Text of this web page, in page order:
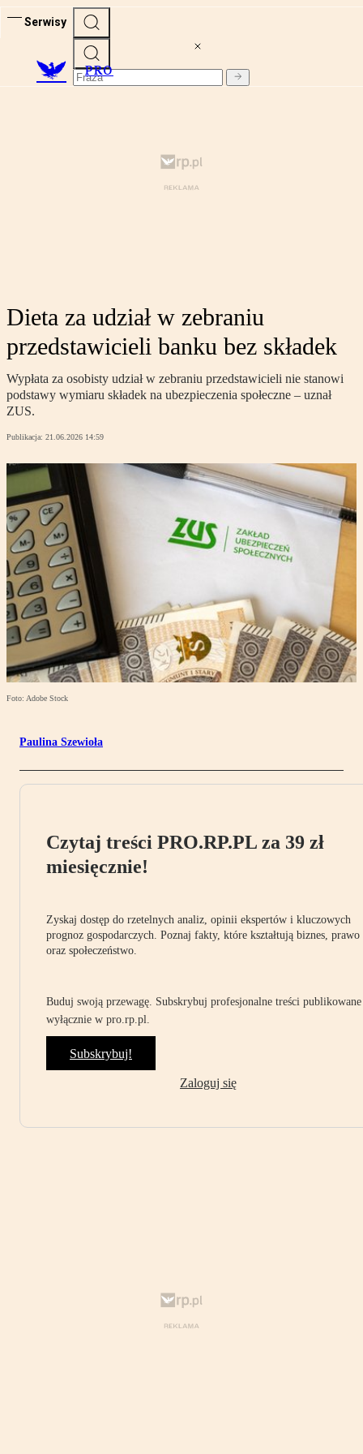
Serwisy
PRO
Dieta za udział w zebraniu
przedstawicieli banku bez składek
Wypłata za osobisty udział w zebraniu przedstawicieli nie stanowi
podstawy wymiaru składek na ubezpieczenia społeczne – uznał
ZUS.
Publikacja: 21.06.2026 14:59
Foto: Adobe Stock
Paulina Szewioła
Czytaj treści PRO.RP.PL za 39 zł
miesięcznie!
Zyskaj dostęp do rzetelnych analiz, opinii ekspertów i kluczowych
prognoz gospodarczych. Poznaj fakty, które kształtują biznes, prawo
oraz społeczeństwo.
Buduj swoją przewagę. Subskrybuj profesjonalne treści publikowane
wyłącznie w pro.rp.pl.
Subskrybuj!
Zaloguj się